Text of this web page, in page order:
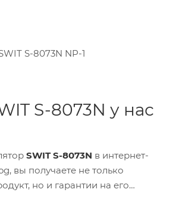
S-8073N NP-1
S-8073N у нас
SWIT S-8073N в интернет-
вы получаете не только
но и гарантии на его